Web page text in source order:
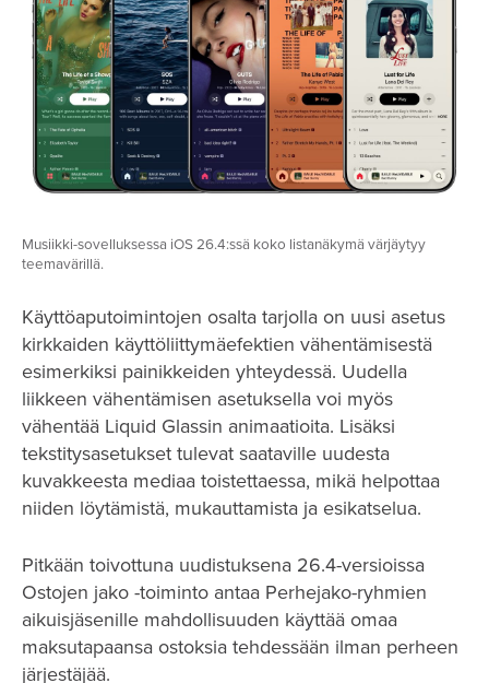
Musiikki-sovelluksessa iOS 26.4:ssä koko listanäkymä värjäytyy
teemavärillä.
Käyttöaputoimintojen osalta tarjolla on uusi asetus
kirkkaiden käyttöliittymäefektien vähentämisestä
esimerkiksi painikkeiden yhteydessä. Uudella
liikkeen vähentämisen asetuksella voi myös
vähentää Liquid Glassin animaatioita. Lisäksi
tekstitysasetukset tulevat saataville uudesta
kuvakkeesta mediaa toistettaessa, mikä helpottaa
niiden löytämistä, mukauttamista ja esikatselua.
Pitkään toivottuna uudistuksena 26.4-versioissa
Ostojen jako -toiminto antaa Perhejako-ryhmien
aikuisjäsenille mahdollisuuden käyttää omaa
maksutapaansa ostoksia tehdessään ilman perheen
järjestäjää.